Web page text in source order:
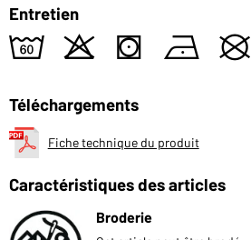
Entretien
4 o s n U
Téléchargements
Fiche technique du produit
Caractéristiques des articles
Broderie